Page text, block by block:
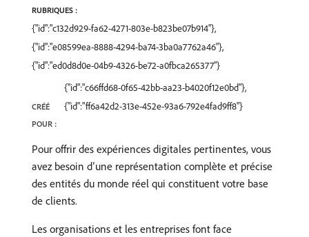
RUBRIQUES :
{"id":"c132d929-fa62-4271-803e-b823be07b914"},
{"id":"e08599ea-8888-4294-ba74-3ba0a7762a46"},
{"id":"ed0d8d0e-04b9-4326-be72-a0fbca265377"}
CRÉÉ
POUR :
{"id":"c66ffd68-0f65-42bb-aa23-b4020f12e0bd"},
{"id":"ff6a42d2-313e-452e-93a6-792e4fad9ff8"}
Pour offrir des expériences digitales pertinentes, vous
avez besoin d’une représentation complète et précise
des entités du monde réel qui constituent votre base
de clients.
Les organisations et les entreprises font face